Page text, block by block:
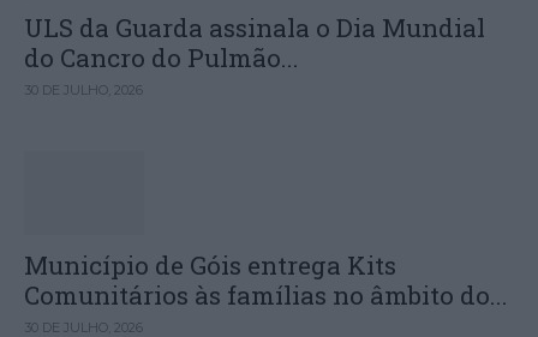
ULS da Guarda assinala o Dia Mundial
do Cancro do Pulmão...
30 DE JULHO, 2026
Município de Góis entrega Kits
Comunitários às famílias no âmbito do...
30 DE JULHO, 2026